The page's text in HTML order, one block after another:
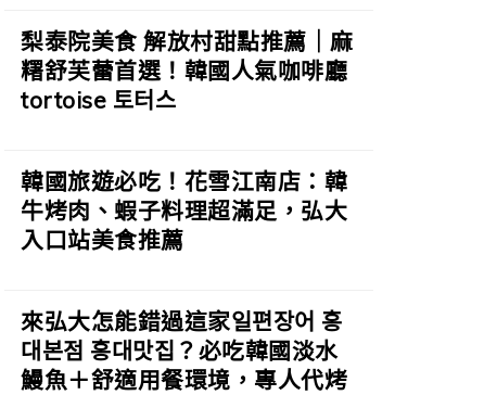
梨泰院美食 解放村甜點推薦｜麻
糬舒芙蕾首選！韓國人氣咖啡廳
tortoise 토터스
韓國旅遊必吃！花雪江南店：韓
牛烤肉、蝦子料理超滿足，弘大
入口站美食推薦
來弘大怎能錯過這家일편장어 홍
대본점 홍대맛집？必吃韓國淡水
鰻魚＋舒適用餐環境，專人代烤